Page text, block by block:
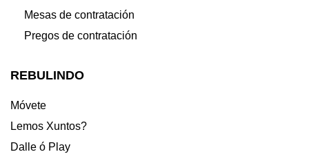
Mesas de contratación
Pregos de contratación
REBULINDO
Móvete
Lemos Xuntos?
Dalle ó Play